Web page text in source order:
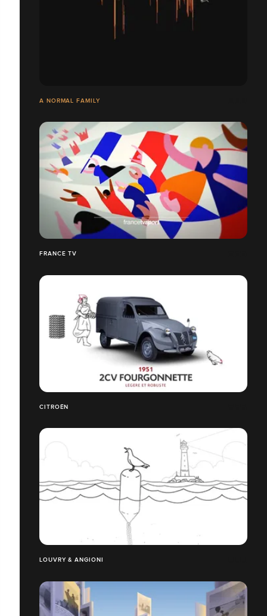
A NORMAL FAMILY
FRANCE TV
CITROËN
LOUVRY & ANGIONI